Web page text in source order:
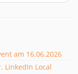
am 16.06.2026
LinkedIn Local